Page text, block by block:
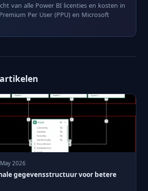
van alle Power BI licenties en kosten in
Per User (PPU) en Microsoft
2026
gegevensstructuur voor betere